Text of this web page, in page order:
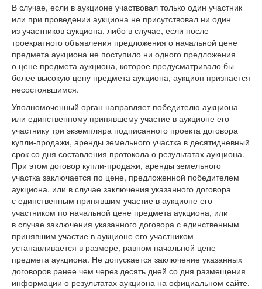
В случае, если в аукционе участвовал только один участник
или при проведении аукциона не присутствовал ни один
из участников аукциона, либо в случае, если после
троекратного объявления предложения о начальной цене
предмета аукциона не поступило ни одного предложения
о цене предмета аукциона, которое предусматривало бы
более высокую цену предмета аукциона, аукцион признается
несостоявшимся.
Уполномоченный орган направляет победителю аукциона
или единственному принявшему участие в аукционе его
участнику три экземпляра подписанного проекта договора
купли-продажи, аренды земельного участка в десятидневный
срок со дня составления протокола о результатах аукциона.
При этом договор купли-продажи, аренды земельного
участка заключается по цене, предложенной победителем
аукциона, или в случае заключения указанного договора
с единственным принявшим участие в аукционе его
участником по начальной цене предмета аукциона, или
в случае заключения указанного договора с единственным
принявшим участие в аукционе его участником
устанавливается в размере, равном начальной цене
предмета аукциона. Не допускается заключение указанных
договоров ранее чем через десять дней со дня размещения
информации о результатах аукциона на официальном сайте.